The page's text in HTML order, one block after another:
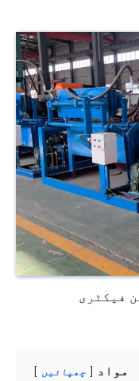
فیکٹری
مواد چھپائیں